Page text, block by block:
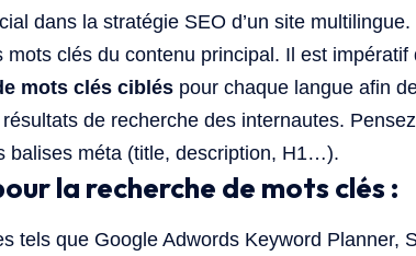
dans la stratégie SEO d’un site
clés du contenu principal. Il est impératif
mots clés ciblés pour chaque langue afin
de recherche des internautes.
balises méta (title, description, H1…).
la recherche de mots clés :
tels que Google Adwords Keyword Planner,